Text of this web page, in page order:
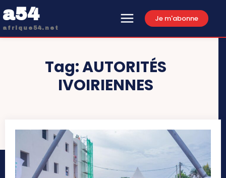
a54
afrique54.net
Je m'abonne
Tag:AUTORITÉS
IVOIRIENNES